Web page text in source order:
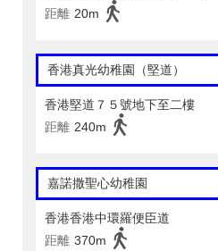
距離 20m
香港真光幼稚園（堅道）
香港堅道７５號地下至二樓
距離 240m
嘉諾撒聖心幼稚園
香港香港中環羅便臣道
距離 370m